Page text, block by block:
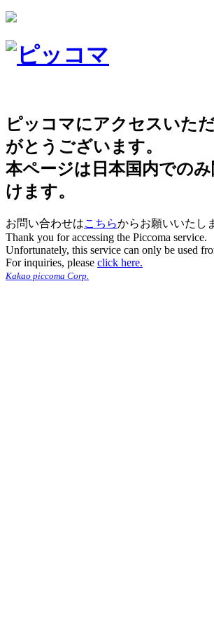
ピッコマにアクセスいた
がとうございます。
本ページは日本国内での
けます。
お問い合わせはこちらからお願いいたし
Thank you for accessing the Piccoma service.
Unfortunately, this service can only be used
For inquiries, please click here.
Kakao piccoma Corp.